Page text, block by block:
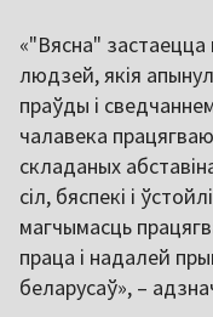
«"Вясна"
людзей, якія
праўды і
чалавека
складаных
сіл, бяспекі і
магчымасць
праца і надалей
беларусаў», –